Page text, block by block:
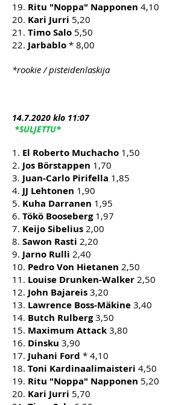
19. Ritu "Noppa" Napponen 4,10
20. Kari Jurri 5,20
21. Timo Salo 5,50
22. Jarbablo * 8,00
*rookie / pisteidenlaskija
14.7.2020 klo 11:07
*SULJETTU*
1. El Roberto Muchacho 1,50
2. Jos Börstappen 1,70
3. Juan-Carlo Pirifella 1,85
4. JJ Lehtonen 1,90
5. Kuha Darranen 1,95
6. Tökö Booseberg 1,97
7. Keijo Sibelius 2,00
8. Sawon Rasti 2,20
9. Jarno Rulli 2,40
10. Pedro Von Hietanen 2,50
11. Louise Drunken-Walker 2,50
12. John Bajareis 3,20
13. Lawrence Boss-Mäkine 3,40
14. Butch Rulberg3,50
15. Maximum Attack 3,80
16. Dinsku 3,90
17. Juhani Ford * 4,10
18. Toni Kardinaalimaisteri 4,50
19. Ritu "Noppa" Napponen 5,20
20. Kari Jurri 5,70